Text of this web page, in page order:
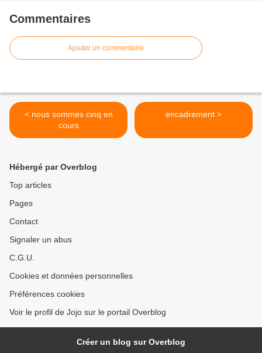
Commentaires
Ajouter un commentaire
< nous sommes cinq en
cours
encadrement >
Hébergé par Overblog
Top articles
Pages
Contact
Signaler un abus
C.G.U.
Cookies et données personnelles
Préférences cookies
Voir le profil de Jojo sur le portail Overblog
Créer un blog sur Overblog